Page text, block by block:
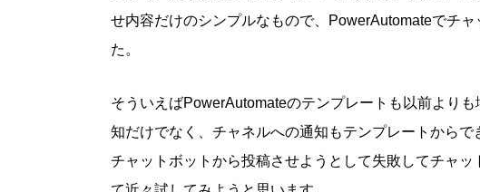
せ内容だけのシンプルなもので、PowerAutomateでチ
た。
そういえばPowerAutomateのテンプレートも以前より
知だけでなく、チャネルへの通知もテンプレートから
チャットボットから投稿させようとして失敗してチャ